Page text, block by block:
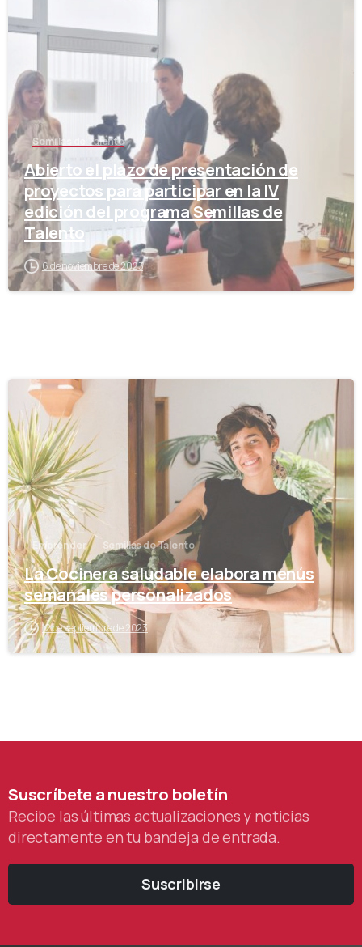
Semillas de Talento
Abierto el plazo de presentación de
proyectos para participar en la IV
edición del programa Semillas de
Talento
6 de noviembre de 2023
Emprender Semillas de Talento
La Cocinera saludable elabora menús
semanales personalizados
12 de septiembre de 2023
Suscríbeteanuestro boletín
Recibe las últimas actualizaciones y noticias
directamente en tu bandeja de entrada.
Suscribirse